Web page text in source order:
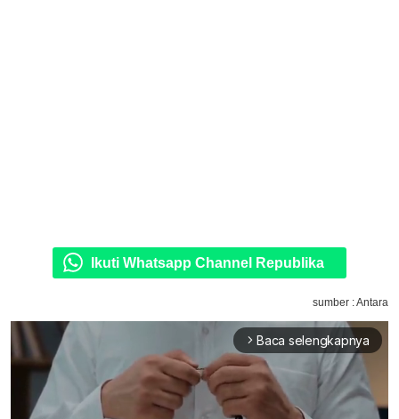
Ikuti Whatsapp Channel Republika
sumber : Antara
arrow_forward_ios Baca selengkapnya